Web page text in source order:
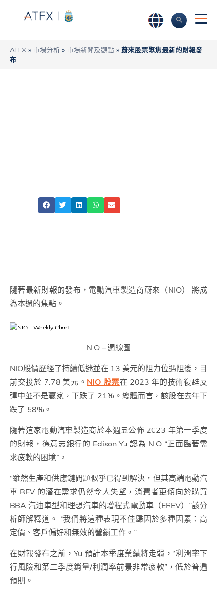
ATFX » 市場分析 » 市場新聞及觀點 » 蔚來股票聚焦最新的財報發
布
隨著最新財報的發布，電動汽車製造商蔚來（NIO） 將成
為本週的焦點。
NIO – 週線圖
NIO股價歷經了持續低迷並在 13 美元的阻力位遇阻後，目
前交投於 7.78 美元。 NIO 股票在 2023 年的技術復甦反
彈中並不是贏家，下跌了 21%。總體而言，該股在去年下
跌了 58%。
隨著這家電動汽車製造商於本週五公佈 2023 年第一季度
的財報，德意志銀行的 Edison Yu 認為 NIO “正面臨著需
求疲軟的困境”。
“雖然生產和供應鏈問題似乎已得到解決，但其高端電動汽
車 BEV 的潛在需求仍然令人失望，消費者更傾向於購買
BBA 汽油車型和理想汽車的增程式電動車（EREV）”該分
析師解釋道。 “我們將這種表現不佳歸因於多種因素：高
定價、客戶偏好和無效的營銷工作。”
在財報發布之前，Yu 預計本季度業績將走弱，“利潤率下
行風險和第二季度銷量/利潤率前景非常疲軟”，低於普遍
預期。